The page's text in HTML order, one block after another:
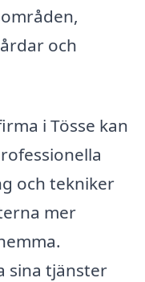
och
i Tösse kan
och tekniker
mer
sina tjänster